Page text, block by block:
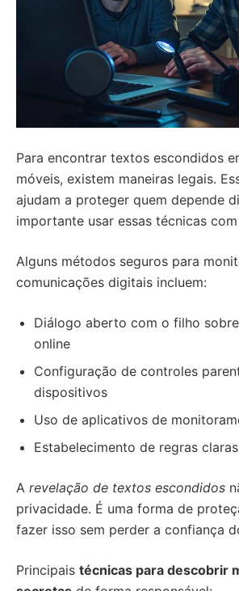
Para encontrar textos escondidos
móveis, existem maneiras legais.
ajudam a proteger quem depende
importante usar essas técnicas
Alguns métodos seguros para
comunicações digitais incluem:
Diálogo aberto com o filho
online
Configuração de controles
dispositivos
Uso de aplicativos de
Estabelecimento de regras
A revelação de textos escondidos
privacidade. É uma forma de
fazer isso sem perder a confiança
Principais técnicas para descobrir